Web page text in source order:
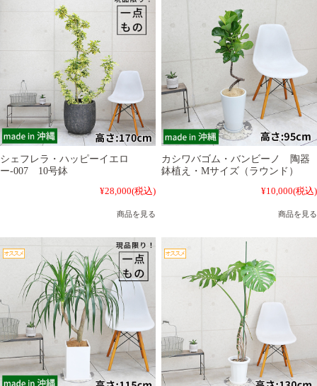
シェフレラ・ハッピーイエロ
ー-007 10号鉢
¥28,000(税込)
商品を見る
カシワバゴム・バンビーノ 陶器
鉢植え・Mサイズ（ラウンド）
¥10,000(税込)
商品を見る